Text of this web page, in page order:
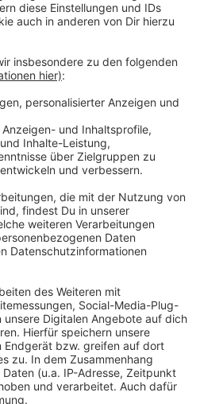
nach Hause
Tag aber doch einen
jetzt nach der
Ersthelfern.
könnt ihr euch
0 oder per E-Mail an
melden.